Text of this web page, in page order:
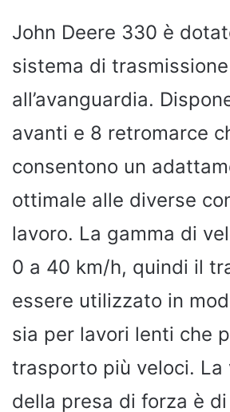
John Deere 330 è
sistema di trasmissione
all’avanguardia.
avanti e 8 retromarce
consentono un
ottimale alle diverse
lavoro. La gamma di
0 a 40 km/h, quindi il
essere utilizzato in
sia per lavori lenti che
trasporto più veloci. La
della presa di forza è